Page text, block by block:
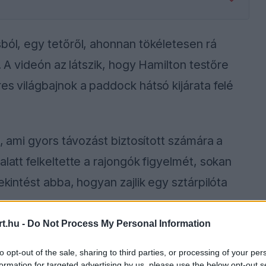
- Do Not Process My Personal Information
opt-out of the sale, sharing to third parties, or processing of your
egy tetőről, ahonnan tökéletesen rá
videón az látszik, hogy Hamilton testőre
világbajnok a paddock hátsó kijárata felé
ami gyors távozást biztosított számára a
felkeltette a rajongók figyelmét, sokan
abba, hogyan zajlik egy sztárpilóta
the server or network failed or because the